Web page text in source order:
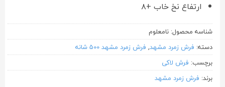
ارتفاع نخ خاب +۸
شناسه محصول: نامعلوم
دسته: فرش زمرد مشهد, فرش زمرد مشهد 500 شانه
برچسب: فرش لاکی
برند: فرش زمرد مشهد